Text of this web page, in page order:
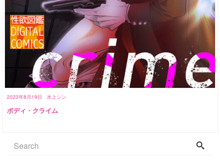
2023年8月19日 水上シン
ボディ・クライム